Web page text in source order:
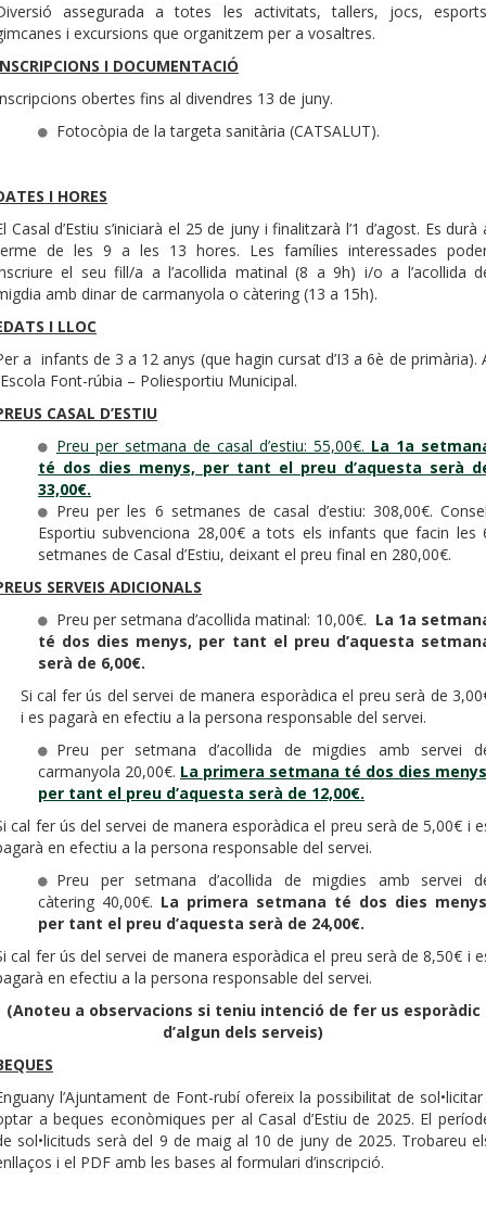
assegurada a totes les activitats, tallers, jocs,
i excursions que organitzem per a vosaltres.
I DOCUMENTACIÓ
obertes fins al divendres 13 de juny.
Fotocòpia de la targeta sanitària (CATSALUT).
I HORES
Casal d’Estiu s’iniciarà el 25 de juny i finalitzarà l’1 d’agost. Es durà
de les 9 a les 13 hores. Les famílies interessades
el seu fill/a a l’acollida matinal (8 a 9h) i/o a l’acollida
amb dinar de carmanyola o càtering (13 a 15h).
I LLOC
a infants de 3 a 12 anys (que hagin cursat d’I3 a 6è de primària).
Font-rúbia – Poliesportiu Municipal.
CASAL D’ESTIU
Preu per setmana de casal d’estiu: 55,00€. La 1a
té dos dies menys, per tant el preu d’aquesta serà
33,00€.
Preu per les 6 setmanes de casal d’estiu: 308,00€.
Esportiu subvenciona 28,00€ a tots els infants que facin les
setmanes de Casal d’Estiu, deixant el preu final en 280,00€.
SERVEIS ADICIONALS
Preu per setmana d’acollida matinal: 10,00€. La 1a
té dos dies menys, per tant el preu d’aquesta
serà de 6,00€.
Si cal fer ús del servei de manera esporàdica el preu serà de
i es pagarà en efectiu a la persona responsable del servei.
Preu per setmana d’acollida de migdies amb servei
carmanyola 20,00€. La primera setmana té dos dies
per tant el preu d’aquesta serà de 12,00€.
cal fer ús del servei de manera esporàdica el preu serà de 5,00€ i
en efectiu a la persona responsable del servei.
Preu per setmana d’acollida de migdies amb servei
càtering 40,00€. La primera setmana té dos dies
per tant el preu d’aquesta serà de 24,00€.
cal fer ús del servei de manera esporàdica el preu serà de 8,50€ i
en efectiu a la persona responsable del servei.
(Anoteu a observacions si teniu intenció de fer us esporàdic
d’algun dels serveis)
l’Ajuntament de Font-rubí ofereix la possibilitat de
a beques econòmiques per al Casal d’Estiu de 2025. El
sol•licituds serà del 9 de maig al 10 de juny de 2025. Trobareu
i el PDF amb les bases al formulari d’inscripció.